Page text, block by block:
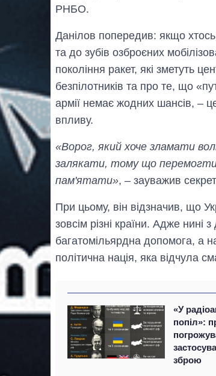
РНБО.
Данілов попередив: якщо хтось
та до зубів озброєних
покоління ракет, які зметуть
безпілотників та про те, що
армії немає жодних шансів, –
впливу.
«Ворог, який хоче зламати
залякати, тому що перемогти
пам'ятати», – зауважив
При цьому, він відзначив, що
зовсім різні країни. Адже нині
багатомільярдна допомога, а
політична нація, яка відчула
«У
попіл»:
зброю